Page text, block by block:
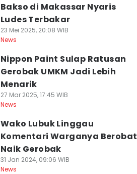
Bakso di Makassar Nyaris
Ludes Terbakar
23 Mei 2025, 20:08 WIB
News
Nippon Paint Sulap Ratusan
Gerobak UMKM Jadi Lebih
Menarik
27 Mar 2025, 17:45 WIB
News
Wako Lubuk Linggau
Komentari Warganya Berobat
Naik Gerobak
31 Jan 2024, 09:06 WIB
News